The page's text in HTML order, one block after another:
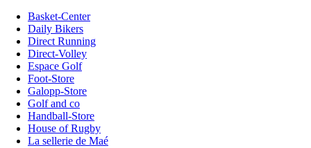
Basket-Center
Daily Bikers
Direct Running
Direct-Volley
Espace Golf
Foot-Store
Galopp-Store
Golf and co
Handball-Store
House of Rugby
La sellerie de Maé